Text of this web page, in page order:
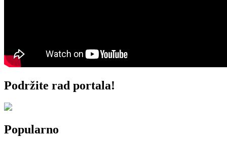
Podržite rad portala!
Popularno